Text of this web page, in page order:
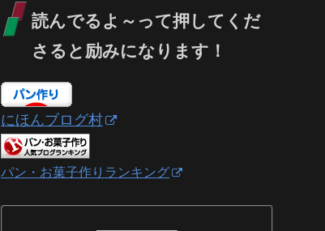
読んでるよ～って押してくだ
さると励みになります！
にほんブログ村
パン・お菓子作りランキング